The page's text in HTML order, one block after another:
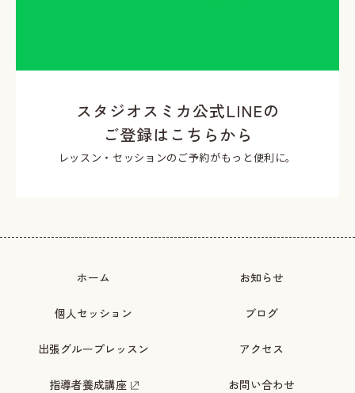
スタジオスミカ公式LINEの
ご登録はこちらから
レッスン・セッションのご予約がもっと便利に。
ホーム
個人セッション
出張グループレッスン
指導者養成講座
お知らせ
ブログ
アクセス
お問い合わせ